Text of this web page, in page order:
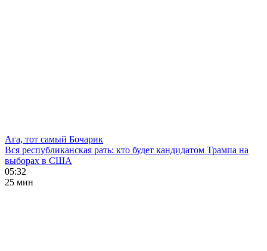
Ага, тот самый Бочарик
Вся республиканская рать: кто будет кандидатом Трампа на
выборах в США
05:32
25 мин